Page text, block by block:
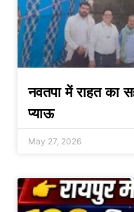
नवतपा में राहत का
प्याऊ
May 27, 2026